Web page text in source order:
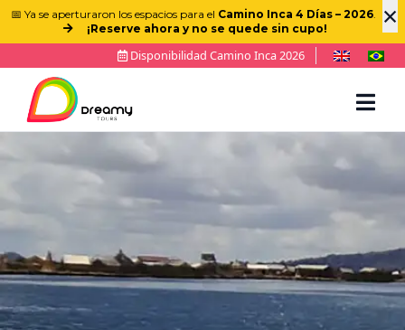
×
📅 Ya se aperturaron los espacios para el Camino Inca 4 Días – 2026.
¡Reserve ahora y no se quede sin cupo!
Disponibilidad Camino Inca 2026